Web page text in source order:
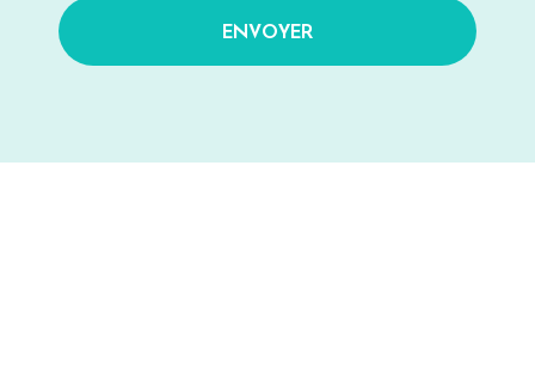
ENVOYER